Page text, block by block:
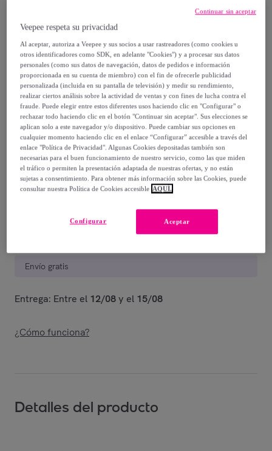
Modelo: UNICA
20,99 €
49,99 €
-58%
Posible recogida de tu antiguo producto ver condiciones
Vendido porEMPRENDIMIENTOS URBANOS
Envío gratis
Entrega: Entre el 12/08y el 15/08
¿Cómo funciona?
Detalles del producto
Veepee respeta su privacidad
Al aceptar, autoriza a Veepee y sus socios a usar rastreadores (como cookies u
otros identificadores como SDK, en adelante "Cookies") y a procesar sus datos
personales (como sus datos de navegación, datos de pedidos e información
proporcionada en su cuenta de miembro) con el fin de ofrecerle publicidad
personalizada (incluida en su pantalla de televisión) y medir su rendimiento,
realizar ciertos análisis sobre la actividad de ventas y con fines de lucha contra el
fraude. Puede elegir entre estos diferentes usos haciendo clic en "Configurar" o
rechazar todo haciendo clic en el botón "Continuar sin aceptar". Sus elecciones se
aplican solo a este navegador y/o dispositivo. Puede cambiar sus opciones en
cualquier momento haciendo clic en el enlace “Configurar” accesible a través del
enlace "Política de Privacidad". Algunas Cookies depositadas también son
necesarias para el buen funcionamiento de nuestro servicio, como las que miden
el tráfico o permiten la presentación adaptada de nuestras ofertas, y no están
sujetas a consentimiento. Para obtener más información sobre las Cookies, puede
consultar nuestra Política de Cookies accesible AQUÍ.
Aceptar
Configurar
Continuar sin aceptar